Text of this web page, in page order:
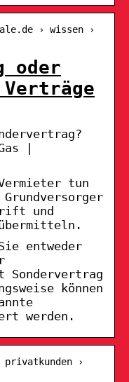
› wissen ›
oder
|
tun
Grundversorger
und
übermitteln.
entweder
Sondervertrag
können
werden.
privatkunden ›